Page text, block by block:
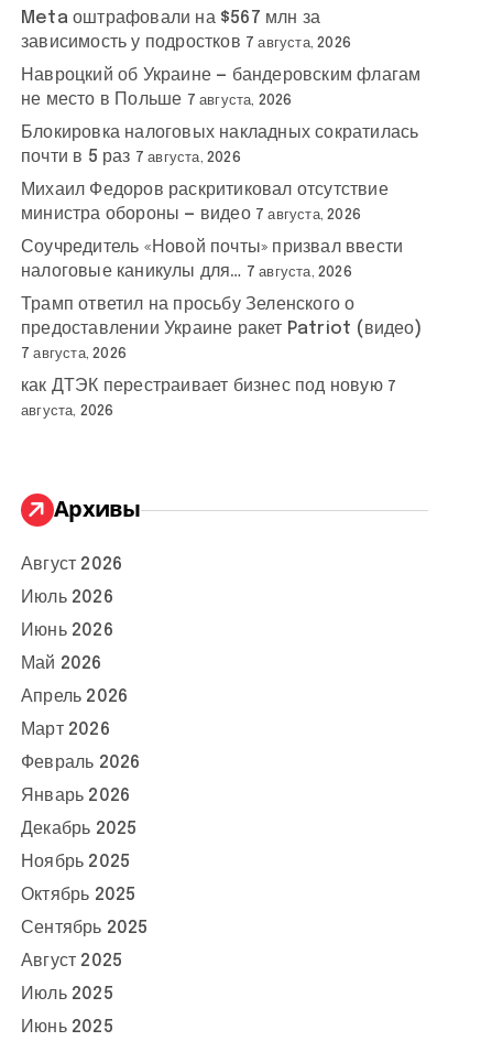
Meta оштрафовали на $567 млн за
зависимость у подростков 7 августа, 2026
Навроцкий об Украине — бандеровским флагам
не место в Польше 7 августа, 2026
Блокировка налоговых накладных сократилась
почти в 5 раз 7 августа, 2026
Михаил Федоров раскритиковал отсутствие
министра обороны — видео 7 августа, 2026
Соучредитель «Новой почты» призвал ввести
налоговые каникулы для… 7 августа, 2026
Трамп ответил на просьбу Зеленского о
предоставлении Украине ракет Patriot (видео)
7 августа, 2026
как ДТЭК перестраивает бизнес под новую 7
августа, 2026
Архивы
Август 2026
Июль 2026
Июнь 2026
Май 2026
Апрель 2026
Март 2026
Февраль 2026
Январь 2026
Декабрь 2025
Ноябрь 2025
Октябрь 2025
Сентябрь 2025
Август 2025
Июль 2025
Июнь 2025